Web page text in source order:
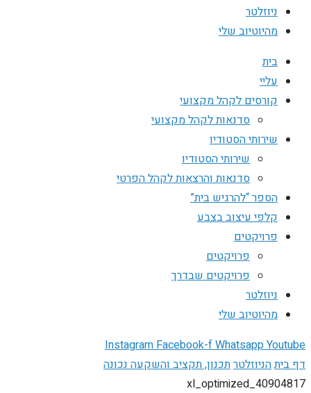
ניוזלטר
מהיוטיוב שלי
בית
עליי
קורסים לקהל מקצועי
סדנאות לקהל מקצועי
שירותי הסטודיו
שירותי הסטודיו
סדנאות והרצאות לקהל הפרטי
הספר “להרגיש בית”
קלפי עיצוב בצבע
פרויקטים
פרויקטים
פרויקטים שבדרך
ניוזלטר
מהיוטיוב שלי
InstagramFacebook-fWhatsappYoutube
דף ביתהניוזלטרתכנון, תקציב והשקעה נכונה
40904817_xl_optimized